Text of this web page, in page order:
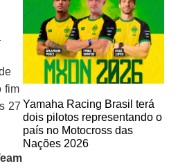
fim
27 Yamaha Racing Brasil terá
dois pilotos representando o
país no Motocross das
Nações 2026